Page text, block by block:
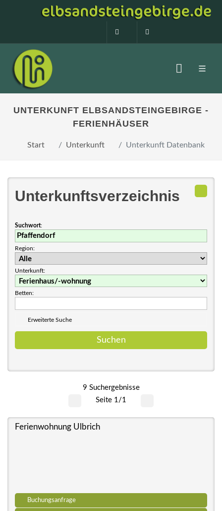
0160 99873408
UNTERKUNFT ELBSANDSTEINGEBIRGE -
FERIENHÄUSER
Start Unterkunft Unterkunft Datenbank
Unterkunftsverzeichnis
Suchwort:
Region:
Unterkunft:
Betten:
Erweiterte Suche
9 Suchergebnisse
Seite 1/1
Ferienwohnung Ulbrich
Buchungsanfrage